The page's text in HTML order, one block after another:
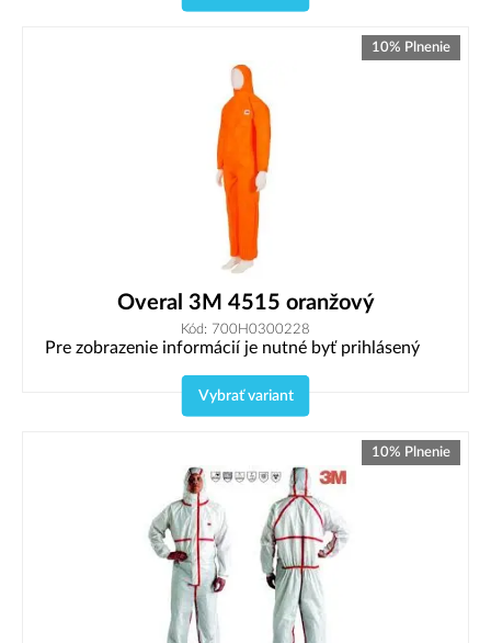
10% Plnenie
Overal 3M 4515 oranžový
Kód: 700H0300228
Pre zobrazenie informácií je nutné byť prihlásený
Vybrať variant
10% Plnenie